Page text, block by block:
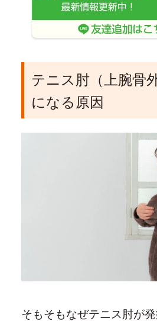
テニス肘（上腕骨
になる原因
そもそもなぜテニス肘が